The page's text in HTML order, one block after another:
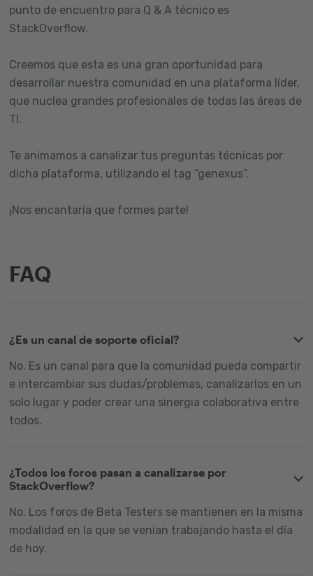
punto de encuentro para Q & A técnico es
StackOverflow.
Creemos que esta es una gran oportunidad para
desarrollar nuestra comunidad en una plataforma líder,
que nuclea grandes profesionales de todas las áreas de
TI.
Te animamos a canalizar tus preguntas técnicas por
dicha plataforma, utilizando el tag “genexus”.
¡Nos encantaría que formes parte!
FAQ
¿Es un canal de soporte oficial?
No. Es un canal para que la comunidad pueda compartir
e intercambiar sus dudas/problemas, canalizarlos en un
solo lugar y poder crear una sinergia colaborativa entre
todos.
¿Todos los foros pasan a canalizarse por
StackOverflow?
No. Los foros de Beta Testers se mantienen en la misma
modalidad en la que se venían trabajando hasta el día
de hoy.